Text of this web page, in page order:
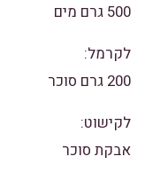
500 גרם מים
לקרמל:
200 גרם סוכר
לקישוט:
אבקת סוכר